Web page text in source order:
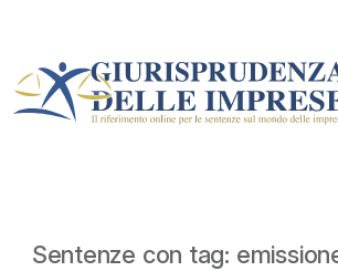
Sentenze con tag: